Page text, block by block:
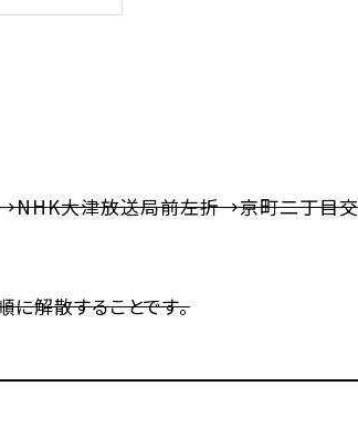
大津放送局前左折→京町二丁目
解散することです。